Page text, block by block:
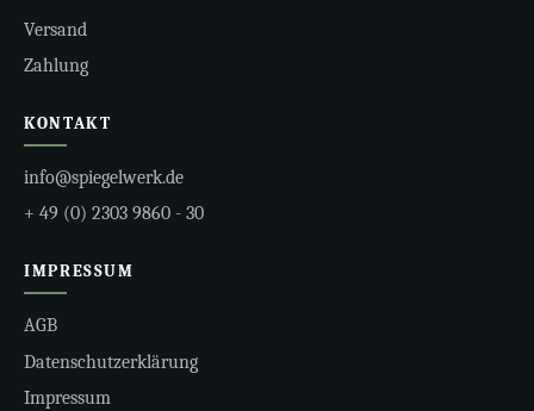
Versand
Zahlung
KONTAKT
info@spiegelwerk.de
+ 49 (0) 2303 9860 - 30
IMPRESSUM
AGB
Datenschutzerklärung
Impressum